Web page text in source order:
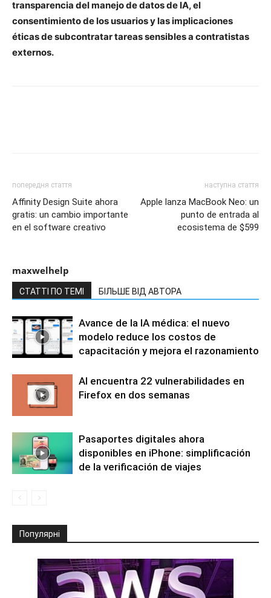
transparencia del manejo de datos de IA, el
consentimiento de los usuarios y las implicaciones
éticas de subcontratar tareas sensibles a contratistas
externos.
попередня стаття
Affinity Design Suite ahora
gratis: un cambio importante
en el software creativo
наступна стаття
Apple lanza MacBook Neo: un
punto de entrada al
ecosistema de $599
maxwelhelp
СТАТТІ ПО ТЕМІ БІЛЬШЕ ВІД АВТОРА
Avance de la IA médica: el nuevo
modelo reduce los costos de
capacitación y mejora el razonamiento
AI encuentra 22 vulnerabilidades en
Firefox en dos semanas
Pasaportes digitales ahora
disponibles en iPhone: simplificación
de la verificación de viajes
Популярні